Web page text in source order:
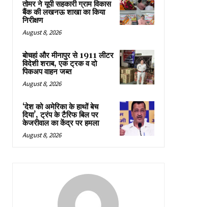
तोमर ने यूपी सहकारी ग्राम विकास
बैंक की लखनऊ शाखा का किया
निरीक्षण
August 8, 2026
बोचहां और मीनापुर से 1911 लीटर
विदेशी शराब, एक ट्रक व दो
पिकअप वाहन जब्त
August 8, 2026
‘देश को अमेरिका के हाथों बेच
दिया’, ट्रंप के टैरिफ बिल पर
केजरीवाल का केंद्र पर हमला
August 8, 2026